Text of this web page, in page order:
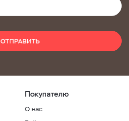
ОТПРАВИТЬ
Покупателю
О нас